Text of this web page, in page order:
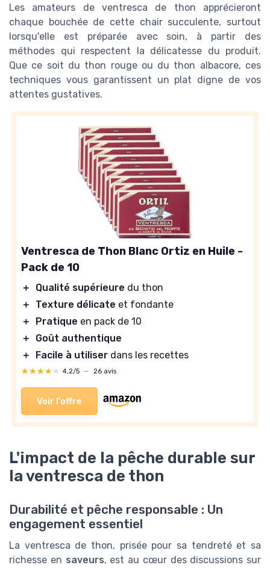
Les amateurs de ventresca de thon apprécieront
chaque bouchée de cette chair succulente, surtout
lorsqu'elle est préparée avec soin, à partir des
méthodes qui respectent la délicatesse du produit.
Que ce soit du thon rouge ou du thon albacore, ces
techniques vous garantissent un plat digne de vos
attentes gustatives.
Ventresca de Thon Blanc Ortiz en Huile -
Pack de 10
＋ Qualité supérieure du thon
＋
Texture délicate et fondante
＋
Pratique en pack de 10
＋
Goût authentique
＋
Facile à utiliser dans les recettes
★★★★★
★★★★★ 4,2/5 — 26 avis
Voir l'offre
L'impact de la pêche durable sur
la ventresca de thon
Durabilité et pêche responsable : Un
engagement essentiel
La ventresca de thon, prisée pour sa tendreté et sa
richesse en saveurs, est au cœur des discussions sur